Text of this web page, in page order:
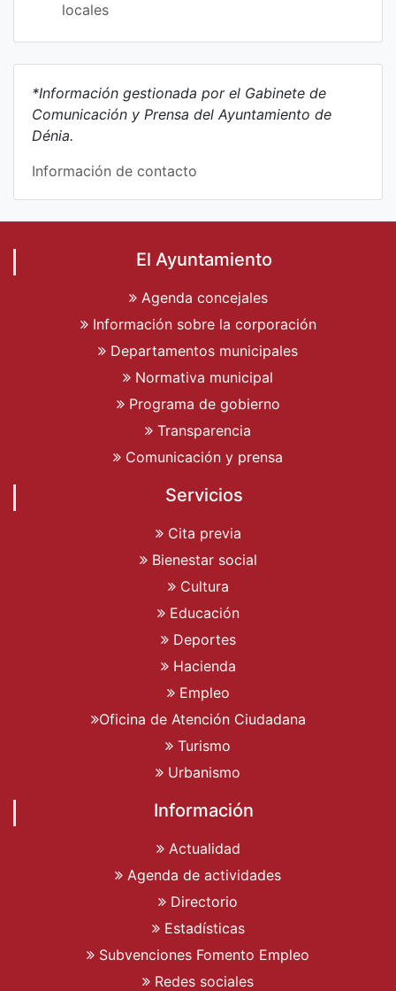
locales
*Información gestionada por el Gabinete de
Comunicación y Prensa del Ayuntamiento de
Dénia.
Información de contacto
El Ayuntamiento
Agenda concejales
Información sobre la corporación
Departamentos municipales
Normativa municipal
Programa de gobierno
Transparencia
Comunicación y prensa
Servicios
Cita previa
Bienestar social
Cultura
Educación
Deportes
Hacienda
Empleo
Oficina de Atención Ciudadana
Turismo
Urbanismo
Información
Actualidad
Agenda de actividades
Directorio
Estadísticas
Subvenciones Fomento Empleo
Redes sociales